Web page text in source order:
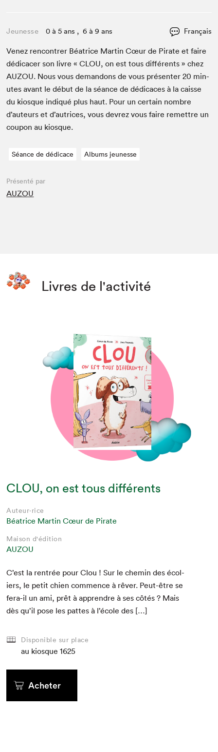
Jeunesse 0 à 5 ans , 6 à 9 ans Français
Venez ren­con­tr­er Béa­trice Mar­tin Cœur de Pirate et faire
dédi­cac­er son livre «CLOU, on est tous dif­férents » chez
AUZOU. Nous vous deman­dons de vous présen­ter20 min­
utes avant le début de la séance de dédi­caces à la caisse
du kiosque indiqué plus haut. Pour un cer­tain nom­bre
d’auteurs et d’autrices, vous devrez vous faire remet­tre un
coupon au kiosque.
Séance de dédicace Albums jeunesse
Présenté par
AUZOU
Livres de l'activité
CLOU, on est tous différents
Auteur·rice
Béatrice Martin Cœur de Pirate
Maison d'édition
AUZOU
C’est la ren­trée pour Clou ! Sur le chemin des écol­
iers, le petit chien com­mence à rêver. Peut-être se
fera-il un ami, prêt à appren­dre à ses côtés ? Mais
dès qu’il pose les pattes à l’école des […]
Disponible sur place
au kiosque 1625
Acheter